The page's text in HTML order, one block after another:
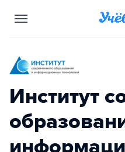
Институт